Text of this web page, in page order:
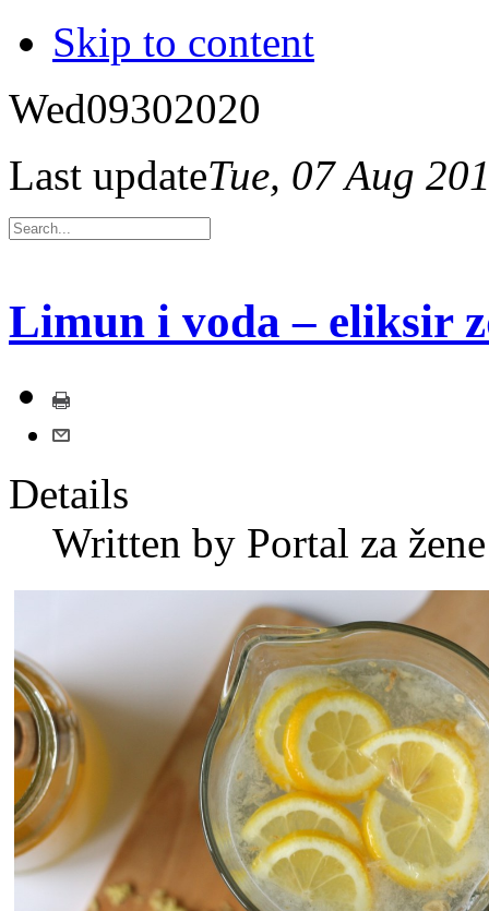
Skip to content
Wed09302020
Last updateTue, 07 Aug
Limun i voda – eliksir
Details
Written by Portal za žene